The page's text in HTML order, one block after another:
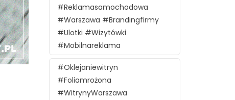
#reklamasamochodowa
#Warszawa #brandingfirmy
#ulotki #wizytówki
#mobilnareklama
#oklejaniewitryn
#foliamrożona
#witrynyWarszawa